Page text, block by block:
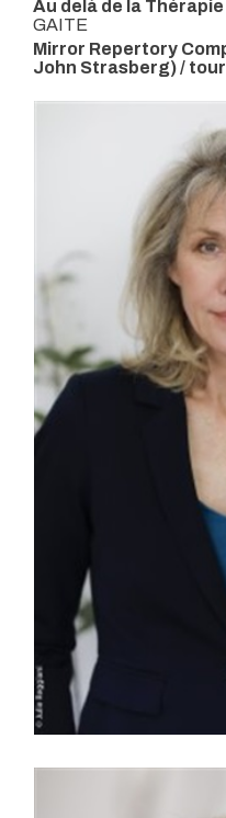
Au delà de la Thérapie
GAITE
Mirror Repertory
John Strasberg) /